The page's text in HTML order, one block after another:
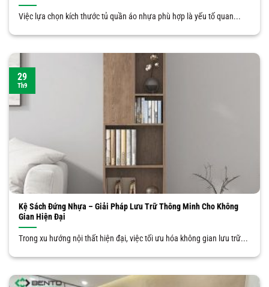
Việc lựa chọn kích thước tủ quần áo nhựa phù hợp là yếu tố quan...
Kệ Sách Đứng Nhựa – Giải Pháp Lưu Trữ Thông Minh Cho Không
Gian Hiện Đại
Trong xu hướng nội thất hiện đại, việc tối ưu hóa không gian lưu trữ...
29
Th9